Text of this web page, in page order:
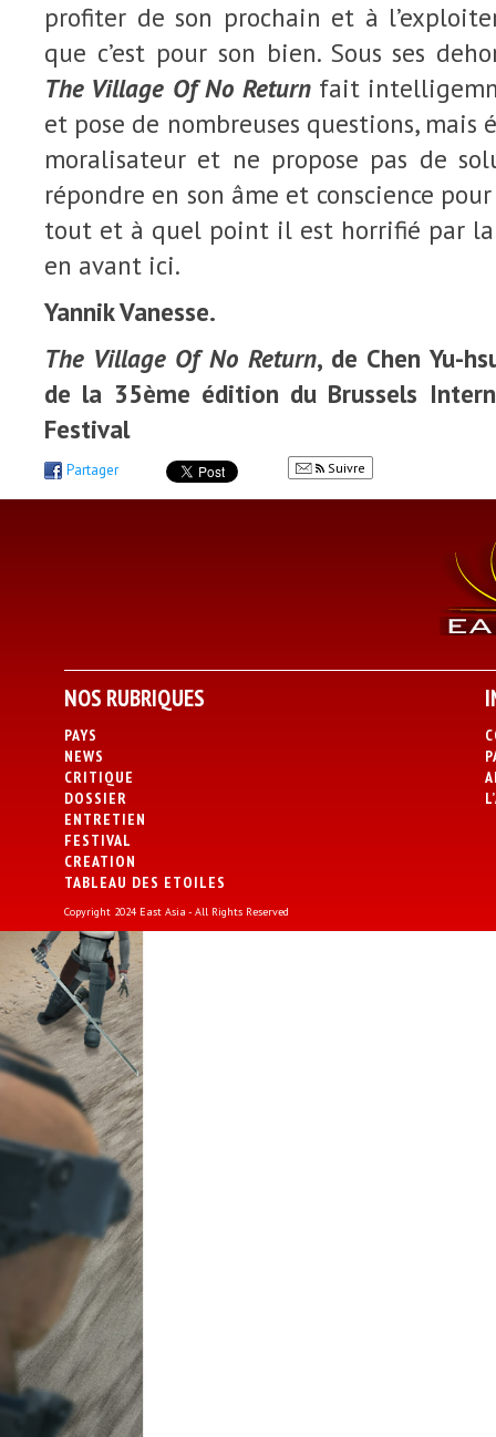
profiter de son prochain et à
que c’est pour son bien. Sous ses
The Village Of No Returnfait
et pose de nombreuses questions, mais
moralisateur et ne propose pas de
répondre en son âme et conscience
tout et à quel point il est horrifié par
en avant ici.
Yannik Vanesse.
The Village Of No Return, de Chen Yu-
de la 35ème édition du Brussels
Festival
Partager Suivre
NOS RUBRIQUES
PAYS
NEWS
CRITIQUE
DOSSIER
ENTRETIEN
FESTIVAL
CREATION
TABLEAU DES ETOILES
Copyright 2024 East Asia - All Rights Reserved